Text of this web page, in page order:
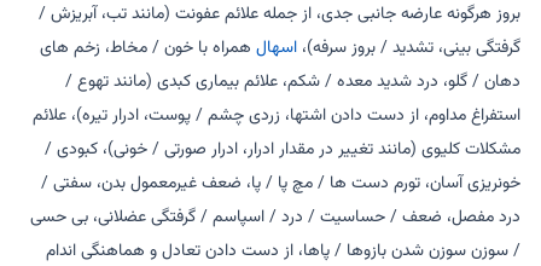
بروز هرگونه عارضه جانبی جدی، از جمله علائم عفونت (مانند تب، آبریزش /
گرفتگی بینی، تشدید / بروز سرفه)،اسهال همراه با خون / مخاط، زخم های
دهان / گلو، درد شدید معده / شکم، علائم بیماری کبدی (مانند تهوع /
استفراغ مداوم، از دست دادن اشتها، زردی چشم / پوست، ادرار تیره)، علائم
مشکلات کلیوی (مانند تغییر در مقدار ادرار، ادرار صورتی / خونی)، کبودی /
خونریزی آسان، تورم دست ها / مچ پا / پا، ضعف غیرمعمول بدن، سفتی /
درد مفصل، ضعف / حساسیت / درد / اسپاسم / گرفتگی عضلانی، بی حسی
/ سوزن سوزن شدن بازوها / پاها، از دست دادن تعادل و هماهنگی اندام